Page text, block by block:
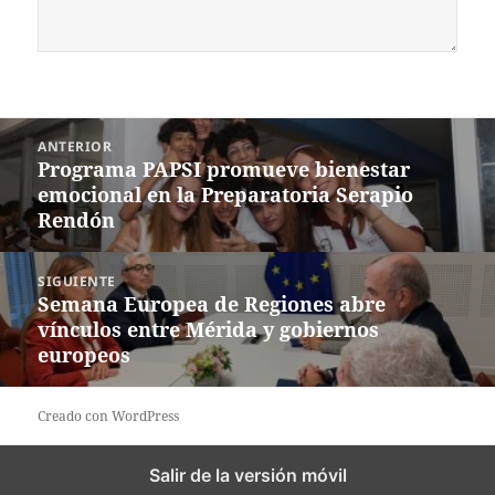
Navegación
de
entradas
ANTERIOR
Entrada
anterior:
Programa PAPSI promueve bienestar
emocional en la Preparatoria Serapio
Rendón
SIGUIENTE
Siguiente
entrada:
Semana Europea de Regiones abre
vínculos entre Mérida y gobiernos
europeos
Creado con WordPress
Salir de la versión móvil